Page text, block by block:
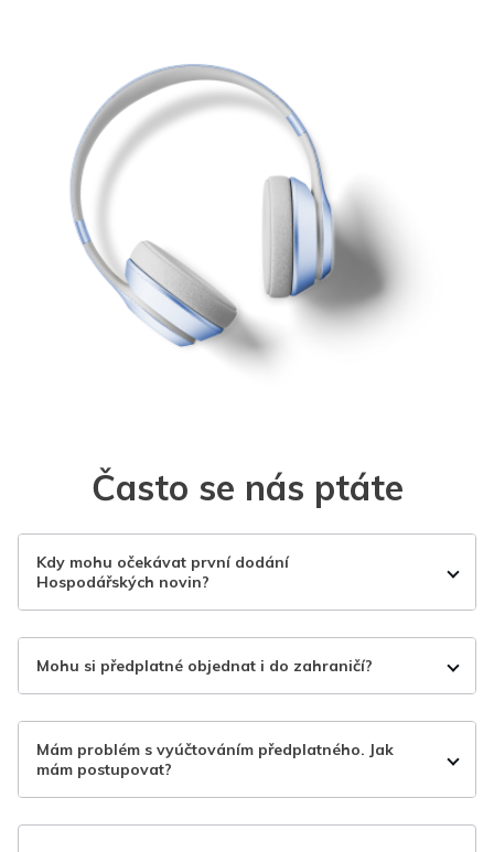
Často se nás ptáte
Kdy mohu očekávat první dodání
Hospodářských novin?
Mohu si předplatné objednat i do zahraničí?
Mám problém s vyúčtováním předplatného. Jak
mám postupovat?